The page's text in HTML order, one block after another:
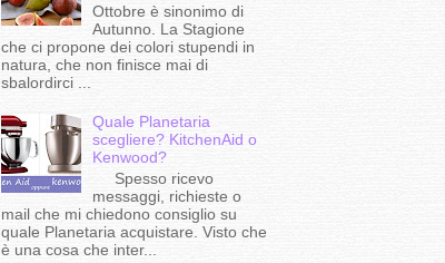
Ottobre è sinonimo di
Autunno. La Stagione
che ci propone dei colori stupendi in
natura, che non finisce mai di
sbalordirci ...
Quale Planetaria
scegliere? KitchenAid o
Kenwood?
Spesso ricevo
messaggi, richieste o
mail che mi chiedono consiglio su
quale Planetaria acquistare. Visto che
è una cosa che inter...